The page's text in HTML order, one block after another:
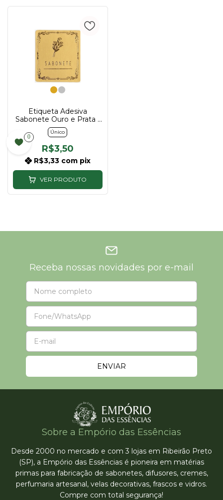
Etiqueta Adesiva
Sabonete Ouro e Prata |
Pacote com 10 Unidades
Único
R$3,50
R$3,33 com pix
VER PRODUTO
Receba nossas novidades por e-mail
Sobre a Empório das Essências
Desde 2000 no mercado e com 3 lojas em Ribeirão Preto
(SP), a Empório das Essências é pioneira em matérias
primas para fabricação de sabonetes, difusores, cremes,
perfumaria artesanal, velas decorativas, frascos e vidros.
Compre com total segurança!
0